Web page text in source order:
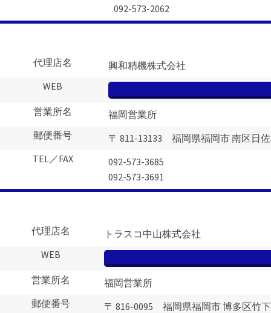
092-573-2062
代理店名
興和精機株式会社
WEB
営業所名
福岡営業所
郵便番号
〒 811-13133 福岡県福岡市 南区日
TEL／FAX
092-573-3685
092-573-3691
代理店名
トラスコ中山株式会社
WEB
営業所名
福岡営業所
郵便番号
〒 816-0095 福岡県福岡市 博多区竹